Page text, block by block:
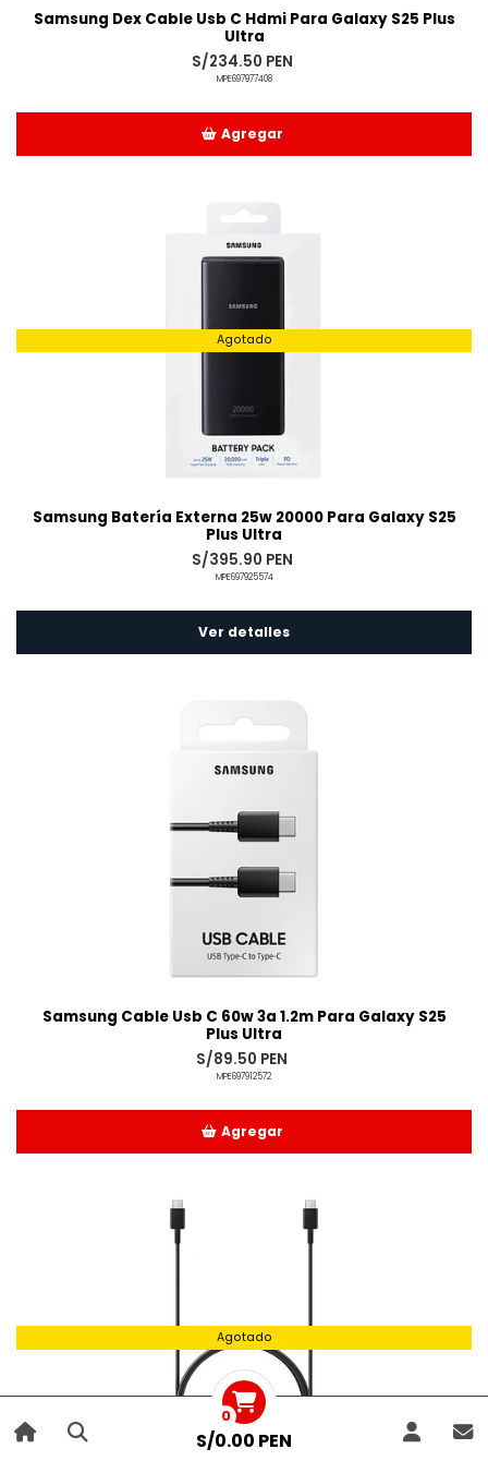
0
S/0.00 PEN
Samsung Dex Cable Usb C Hdmi Para Galaxy S25 Plus
Ultra
S/234.50 PEN
MPE697977408
Agregar
Agotado
Samsung Batería Externa 25w 20000 Para Galaxy S25
Plus Ultra
S/395.90 PEN
MPE697925574
Ver detalles
Samsung Cable Usb C 60w 3a 1.2m Para Galaxy S25
Plus Ultra
S/89.50 PEN
MPE697912572
Agregar
Agotado